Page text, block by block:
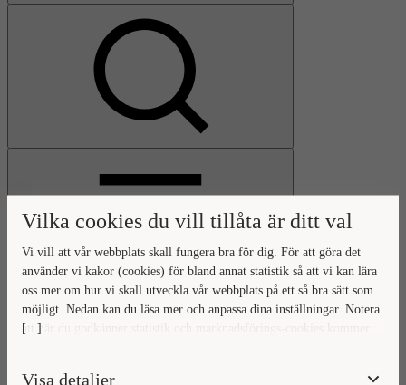
Vilka cookies du vill tillåta är ditt val
[...]
Vi vill att vår webbplats skall fungera bra för dig. För att göra det
använder vi kakor (cookies) för bland annat statistik så att vi kan lära
oss mer om hur vi skall utveckla vår webbplats på ett så bra sätt som
möjligt. Nedan kan du läsa mer och anpassa dina inställningar. Notera
att när du godkänner statistik och marknadsförings-cookies kommer
Visa detaljer
Öppna
huvudmeny
GåStäng
huvudmeny